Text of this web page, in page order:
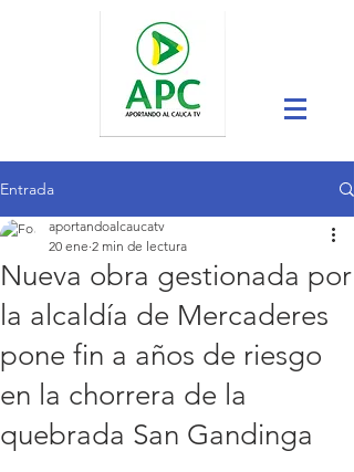
Entrada
Nueva obra gestionada por
la alcaldía de Mercaderes
pone fin a años de riesgo
en la chorrera de la
quebrada San Gandinga
aportandoalcaucatv
20 ene 2 min de lectura